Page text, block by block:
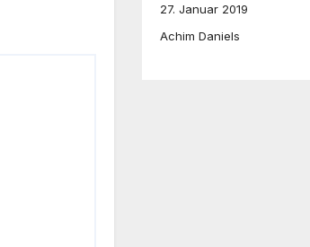
27. Januar 2019
Achim Daniels